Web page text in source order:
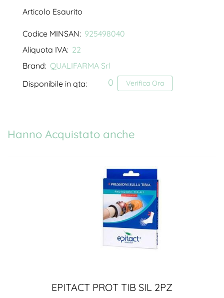
Articolo Esaurito
Codice MINSAN: 925498040
Aliquota IVA: 22
Brand: QUALIFARMA Srl
Disponibile in qta:
Verifica Ora
0
Hanno Acquistato anche
EPITACT PROT TIB SIL 2PZ